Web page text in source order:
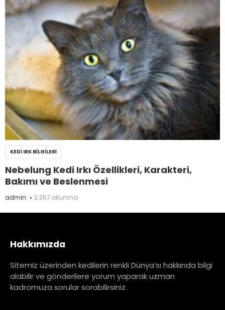
KEDI IRK BILGILERI
Nebelung Kedi Irkı Özellikleri, Karakteri,
Bakımı ve Beslenmesi
admin 2.357 okunma
Hakkımızda
Sitemiz üzerinden kedilerin renkli Dünya’sı hakkında bilgi
alabilir ve gönderilere yorum yaparak uzman
kadromuza sorular sorabilirsiniz.